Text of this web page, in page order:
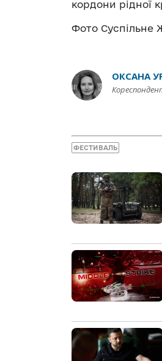
кордони рідної
Фото Суспільне
ОКСАНА
ФЕСТИВАЛЬ